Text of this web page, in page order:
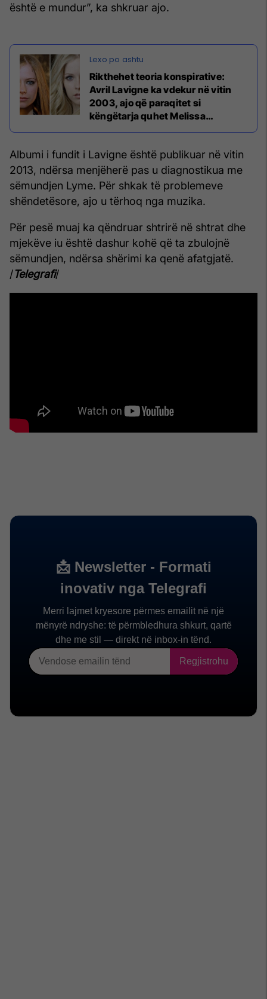
është e mundur”, ka shkruar ajo.
Rikthehet teoria konspirative:
Avril Lavigne ka vdekur në vitin
2003, ajo që paraqitet si
këngëtarja quhet Melissa
Albumi i fundit i Lavigne është publikuar në vitin
2013, ndërsa menjëherë pas u diagnostikua me
sëmundjen Lyme. Për shkak të problemeve
shëndetësore, ajo u tërhoq nga muzika.
Për pesë muaj ka qëndruar shtrirë në shtrat dhe
mjekëve iu është dashur kohë që ta zbulojnë
sëmundjen, ndërsa shërimi ka qenë afatgjatë.
/Telegrafi/